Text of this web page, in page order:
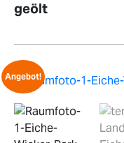
geölt
Angebot!